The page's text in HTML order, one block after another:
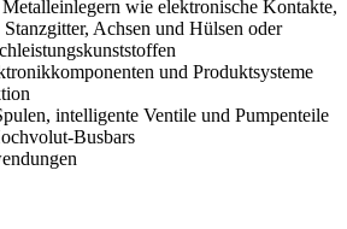
wie elektronische Kontakte,
Achsen und Hülsen oder
und Produktsysteme
intelligente Ventile und Pumpenteile
Busbars